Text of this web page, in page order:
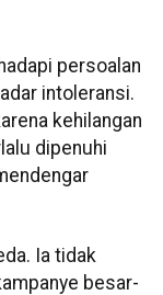
persoalan
intoleransi.
kehilangan
dipenuhi
Ia tidak
besar-